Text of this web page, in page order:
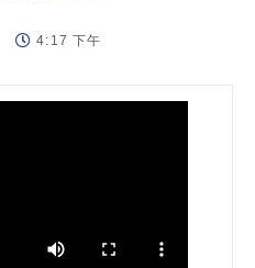
4:17 下午